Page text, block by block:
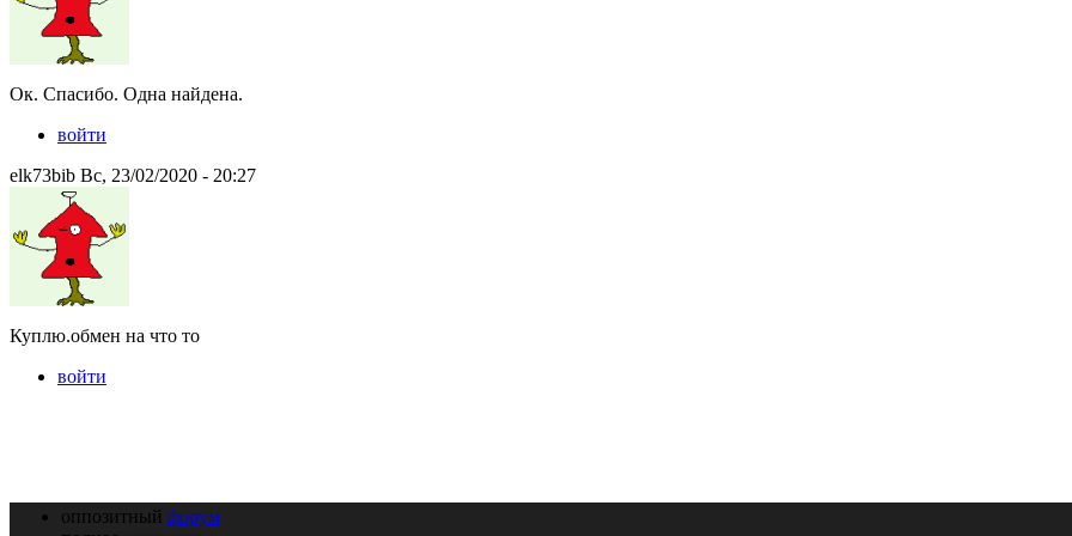
Ок. Спасибо. Одна найдена.
войти
elk73bib Вс, 23/02/2020 - 20:27
Куплю.обмен на что то
войти
оппозитный форум